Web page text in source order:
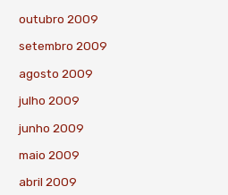
outubro 2009
setembro 2009
agosto 2009
julho 2009
junho 2009
maio 2009
abril 2009